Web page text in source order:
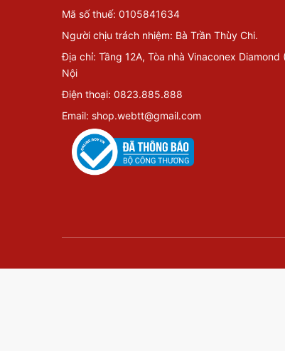
Mã số thuế: 0105841634
Người chịu trách nhiệm: Bà Trần Thùy Chi.
Địa chỉ: Tầng 12A, Tòa nhà Vinaconex
Nội
Điện thoại: 0823.885.888
Email: shop.webtt@gmail.com